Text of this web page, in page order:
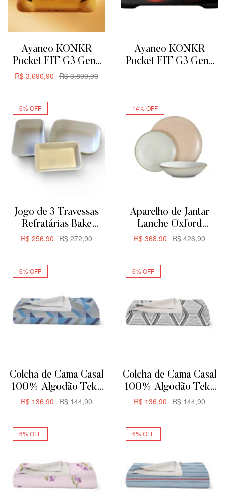
Ayaneo KONKR
Pocket FIT G3 Gen3
8GB + 128GB –
R$3.890,90
R$ 3.690,90
Ayaneo KONKR
Pocket FIT G3 Gen3
6% OFF
Jogo de 3 Travessas
Refratárias Bake
Oxford Para Servir ou
R$272,90
R$ 256,90
14% OFF
Aparelho de Jantar
Lanche Oxford
Aquarela Flat 12 Peças
R$426,90
R$ 368,90
6% OFF
Colcha de Cama Casal
100% Algodão Teka
Allegro Plus –
R$144,90
R$ 136,90
6% OFF
Colcha de Cama Casal
100% Algodão Teka
Allegro Plus –
R$144,90
R$ 136,90
6% OFF 6% OFF